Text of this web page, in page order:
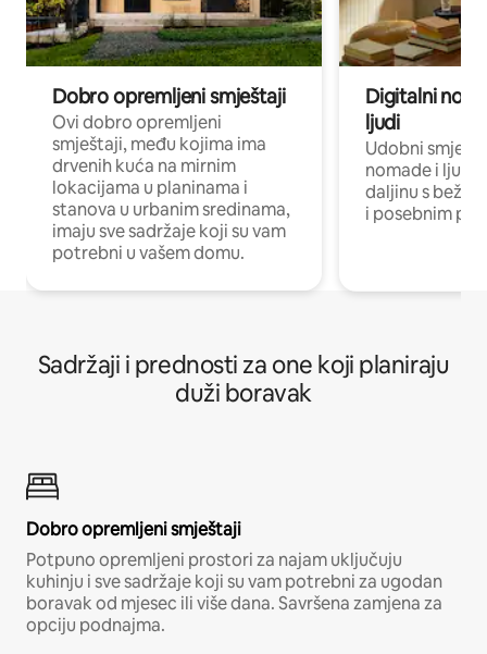
Dobro opremljeni smještaji
Ovi dobro opremljeni
smještaji, među kojima ima
drvenih kuća na mirnim
lokacijama u planinama i
stanova u urbanim sredinama,
imaju sve sadržaje koji su vam
potrebni u vašem domu.
Digitalni
ljudi
Udobni
nomade i ljude
daljinu s
i posebnim
Sadržaji i prednosti za one koji planiraju
duži boravak
Dobro opremljeni smještaji
Potpuno opremljeni prostori za najam uključuju
kuhinju i sve sadržaje koji su vam potrebni za ugodan
boravak od mjesec ili više dana. Savršena zamjena za
opciju podnajma.